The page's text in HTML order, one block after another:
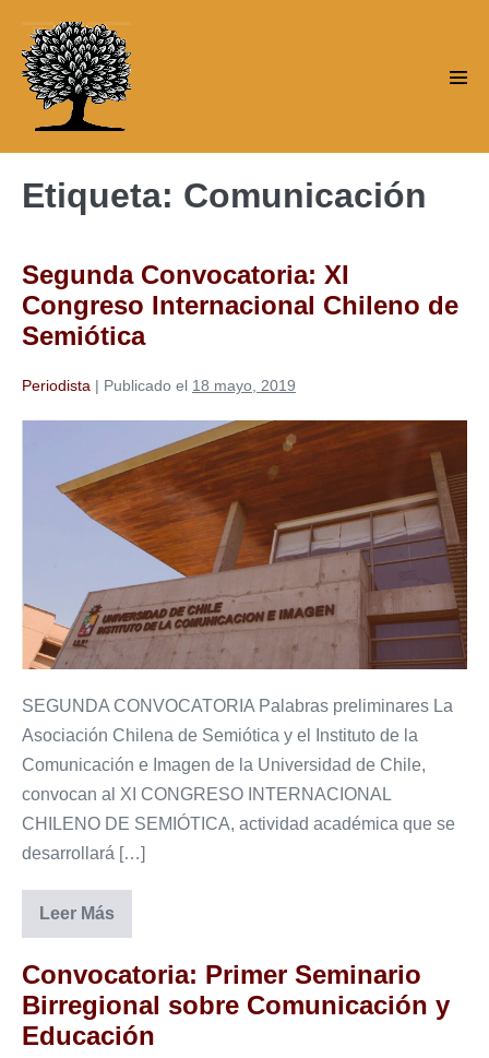
contenido
Etiqueta: Comunicación
Segunda Convocatoria: XI
Congreso Internacional Chileno de
Semiótica
Periodista | Publicado el 18 mayo, 2019
Convocatoria:
Congreso
de
Semiótica
SEGUNDA CONVOCATORIA Palabras preliminares La
Asociación Chilena de Semiótica y el Instituto de la
Comunicación e Imagen de la Universidad de Chile,
convocan al XI CONGRESO INTERNACIONAL
CHILENO DE SEMIÓTICA, actividad académica que se
desarrollará […]
Leer MásSegunda
Congreso
Internacional
Chileno
de
Semiótica
Convocatoria: Primer Seminario
Birregional sobre Comunicación y
Educación